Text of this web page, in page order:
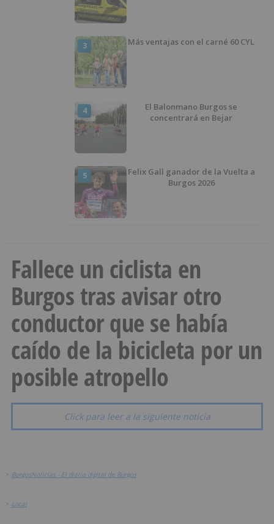
3 Más ventajas con el carné 60 CYL
4
El Balonmano Burgos se
concentrará en Bejar
5
Felix Gall ganador de la Vuelta a
Burgos 2026
Fallece un ciclista en
Burgos tras avisar otro
conductor que se había
caído de la bicicleta por un
posible atropello
Click para leer a la siguiente noticia
> BurgosNoticias - El diario digital de Burgos
> Local